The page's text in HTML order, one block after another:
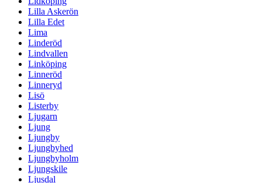
Lilla Askerön
Lilla Edet
Lima
Linderöd
Lindvallen
Linköping
Linneröd
Linneryd
Lisö
Listerby
Ljugarn
Ljung
Ljungby
Ljungbyhed
Ljungbyholm
Ljungskile
Ljusdal